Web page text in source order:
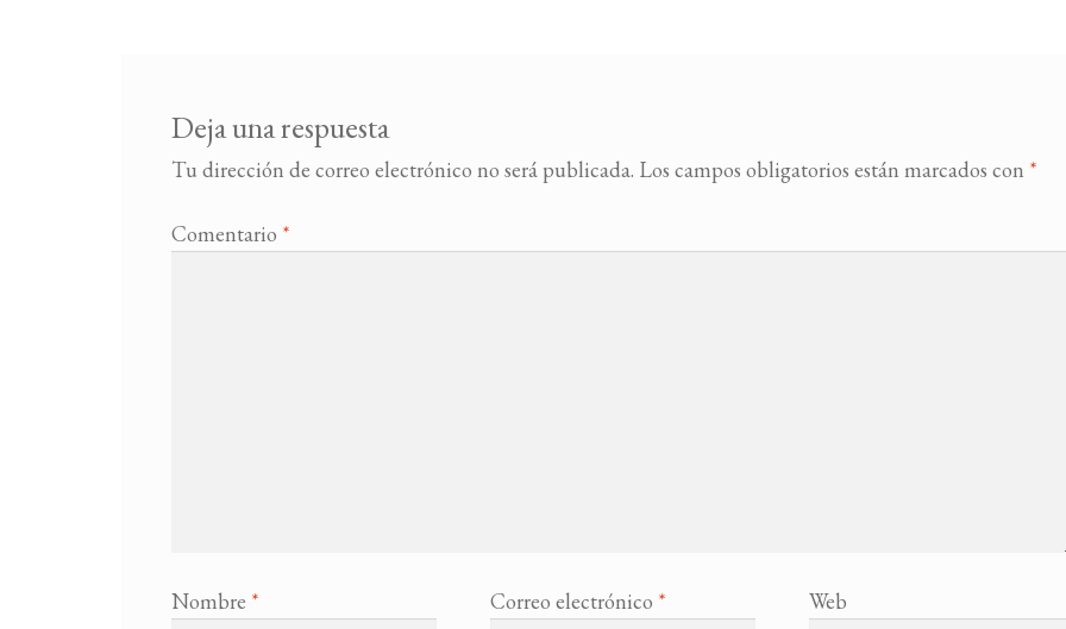
Deja una respuesta
Tu dirección de correo electrónico no será publicada. Los campos obligatorios están marcados con *
Comentario *
Nombre * Correo electrónico * Web